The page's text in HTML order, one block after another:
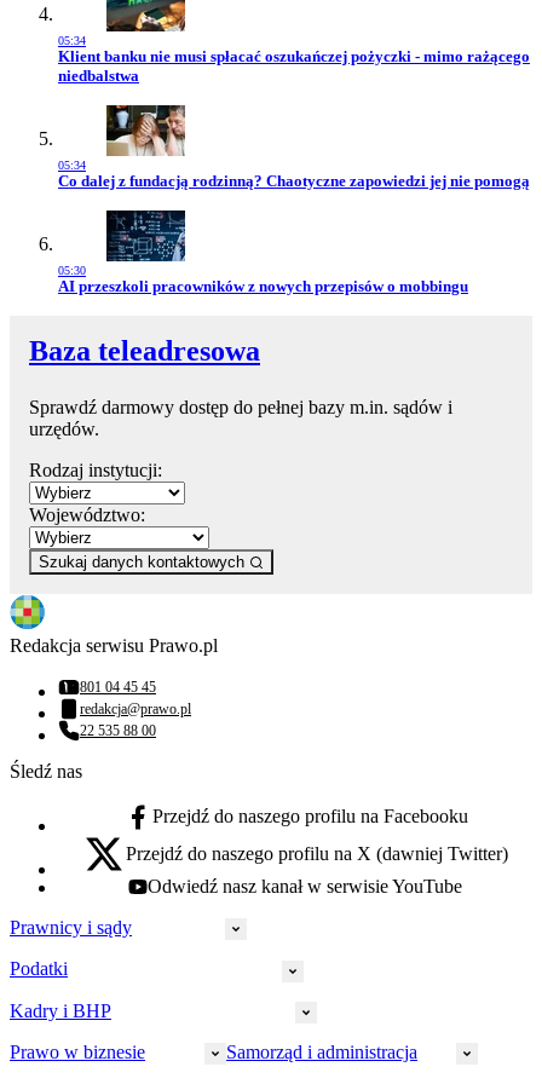
05:34
Przejdź do artykułu:
Klient banku nie musi spłacać oszukańczej pożyczki - mimo rażącego
niedbalstwa
05:34
Przejdź do artykułu:
Co dalej z fundacją rodzinną? Chaotyczne zapowiedzi jej nie pomogą
05:30
Przejdź do artykułu:
AI przeszkoli pracowników z nowych przepisów o mobbingu
Baza teleadresowa
Sprawdź darmowy dostęp do pełnej bazy m.in. sądów i
urzędów.
Rodzaj instytucji:
Województwo:
Szukaj danych kontaktowych
Redakcja serwisu Prawo.pl
Numer telefonu:
801 04 45 45
Adres email:
redakcja@prawo.pl
Numer telefonu:
22 535 88 00
Śledź nas
facebook - otwiera się w nowej karcie
Przejdź do naszego profilu na Facebooku
x - otwiera się w nowej karcie
Przejdź do naszego profilu na X (dawniej Twitter)
youtube - otwiera się w nowej karcie
Odwiedź nasz kanał w serwisie YouTube
Prawnicy i sądy
Prawnicy
Policja
Podatki
CIT
Kadry i BHP
Prawo w biznesie Samorząd i administracja